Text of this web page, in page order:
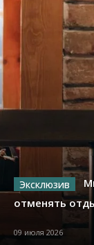
отменять
09 июля 2026